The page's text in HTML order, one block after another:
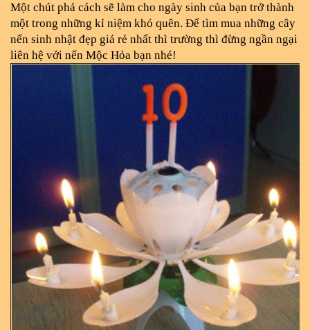
Một chút phá cách sẽ làm cho ngày sinh của bạn trở thành
một trong những kỉ niệm khó quên. Để tìm mua những cây
nến sinh nhật đẹp giá rẻ nhất thì trường thì đừng ngần ngại
liên hệ với nến Mộc Hỏa bạn nhé!